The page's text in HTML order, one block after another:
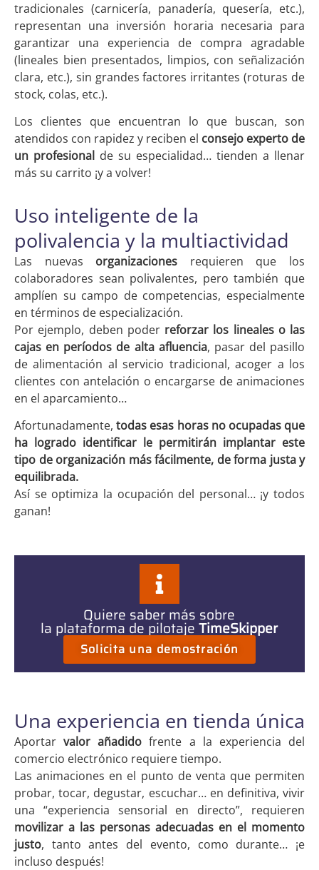
tradicionales (carnicería, panadería, quesería, etc.),
representan una inversión horaria necesaria para
garantizar una experiencia de compra agradable
(lineales bien presentados, limpios, con señalización
clara, etc.), sin grandes factores irritantes (roturas de
stock, colas, etc.).
Los clientes que encuentran lo que buscan, son
atendidos con rapidez y reciben el consejo experto de
un profesional de su especialidad… tienden a llenar
más su carrito ¡y a volver!
Uso inteligente de la
polivalencia y la multiactividad
Las nuevas organizaciones requieren que los
colaboradores sean polivalentes, pero también que
amplíen su campo de competencias, especialmente
en términos de especialización.
Por ejemplo, deben poder reforzar los lineales o las
cajas en períodos de alta afluencia, pasar del pasillo
de alimentación al servicio tradicional, acoger a los
clientes con antelación o encargarse de animaciones
en el aparcamiento…
Afortunadamente,todas esas horas no ocupadas que
ha logrado identificar le permitirán implantar este
tipo de organización más fácilmente, de forma justa y
equilibrada.
Así se optimiza la ocupación del personal… ¡y todos
ganan!
Quiere saber más sobre
la plataforma de pilotajeTimeSkipper
Solicita una demostración
Una experiencia en tienda única
Aportarvalor añadido frente a la experiencia del
comercio electrónico requiere tiempo.
Las animaciones en el punto de venta que permiten
probar, tocar, degustar, escuchar… en definitiva, vivir
una “experiencia sensorial en directo”, requieren
movilizar a las personas adecuadas en el momento
justo, tanto antes del evento, como durante… ¡e
incluso después!